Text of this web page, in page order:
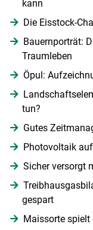
kann
Die Eisstock-
Bauernporträt:
Traumleben
Öpul:
tun?
Gutes
Photovoltaik
Sicher versorgt
gespart
Maissorte spielt